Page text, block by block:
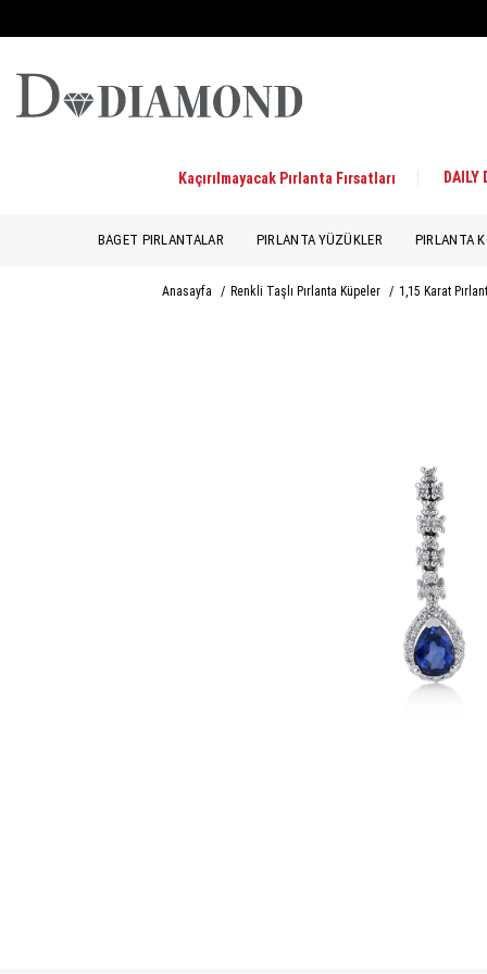
Kaçırılmayacak Pırlanta Fırsatları DAILY
BAGET PIRLANTALAR PIRLANTA YÜZÜKLER PIRLANTA
Anasayfa / Renkli Taşlı Pırlanta Küpeler / 1,15 Karat